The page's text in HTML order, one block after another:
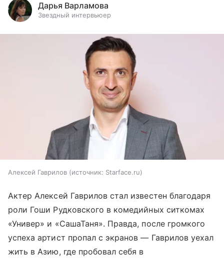
Дарья Варламова
Звездный интервьюер
Алексей Гаврилов источник: Starface.ru
Актер Алексей Гаврилов стал известен благодаря
роли Гоши Рудковского в комедийных ситкомах
«Универ» и «СашаТаня». Правда, после громкого
успеха артист пропал с экранов — Гаврилов уехал
жить в Азию, где пробовал себя в